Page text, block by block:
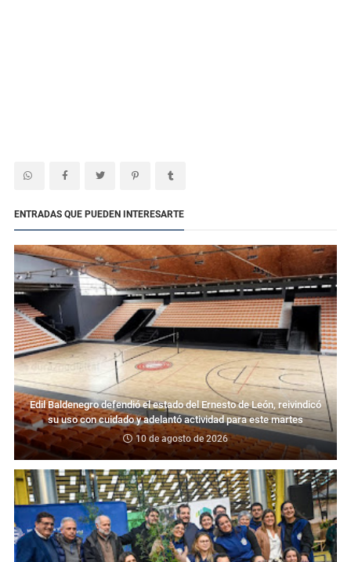
ENTRADAS QUE PUEDEN INTERESARTE
Edil Baldenegro defendió el estado del Ernesto de León, reivindicó
su uso con cuidado y adelantó actividad para este martes
10 de agosto de 2026